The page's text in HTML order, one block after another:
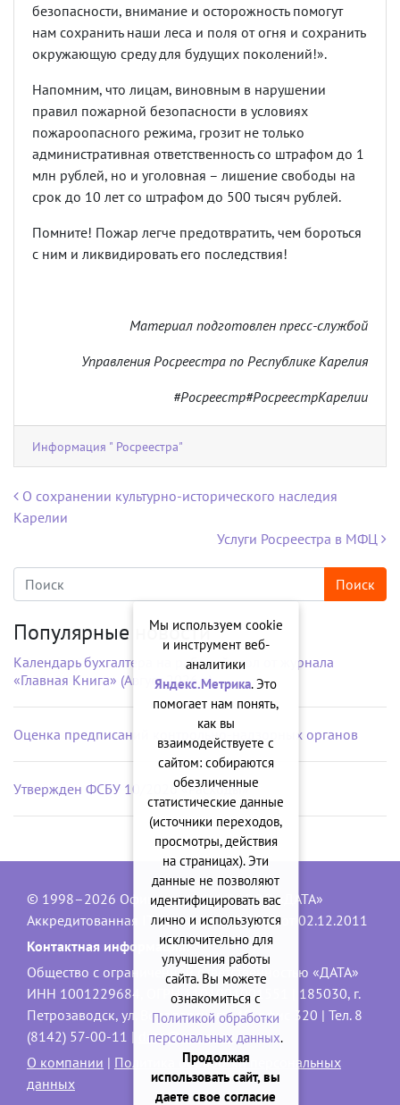
безопасности, внимание и осторожность помогут
нам сохранить наши леса и поля от огня и сохранить
окружающую среду для будущих поколений!».
Напомним, что лицам, виновным в нарушении
правил пожарной безопасности в условиях
пожароопасного режима, грозит не только
административная ответственность со штрафом до 1
млн рублей, но и уголовная – лишение свободы на
срок до 10 лет со штрафом до 500 тысяч рублей.
Помните! Пожар легче предотвратить, чем бороться
с ним и ликвидировать его последствия!
Материал подготовлен пресс-службой
Управления Росреестра по Республике Карелия
#Росреестр#РосреестрКарелии
Информация " Росреестра"
Навигация по записям
О сохранении культурно-исторического наследия
Карелии
Услуги Росреестра в МФЦ
Популярные новости
Календарь бухгалтера на рабочий стол от журнала
«Главная Книга» (Август 2026 г.)
Оценка предписаний контрольно-надзорных органов
Утвержден ФСБУ 10/2026 «Расходы»
© 1998–2026 Официальный сайт ООО «ДАТА»
Аккредитованная IT-компания, № 1840 от 02.12.2011
Контактная информация:
Общество с ограниченной ответственностью «ДАТА»
ИНН 1001229684, ОГРН 1101001001551 | 185030, г.
Петрозаводск, ул. Володарского, 40, офис 320 | Тел. 8
(8142) 57-00-11 |
data@onego.ru
О компании | Политика обработки персональных
данных
Мы используем cookie
и инструмент веб-
аналитики
Яндекс.Метрика. Это
помогает нам понять,
как вы
взаимодействуете с
сайтом: собираются
обезличенные
статистические данные
(источники переходов,
просмотры, действия
на страницах). Эти
данные не позволяют
идентифицировать вас
лично и используются
исключительно для
улучшения работы
сайта. Вы можете
ознакомиться с
Политикой обработки
персональных данных.
Продолжая
использовать сайт, вы
даете свое согласие